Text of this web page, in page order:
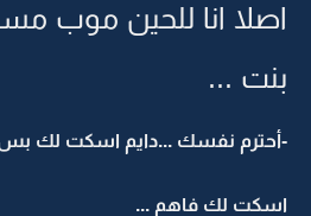
اصلا انا للحين موب
بنت ...
-أحترم نفسك ...دايم اسكت لك بس
اسكت لك فاهم ...